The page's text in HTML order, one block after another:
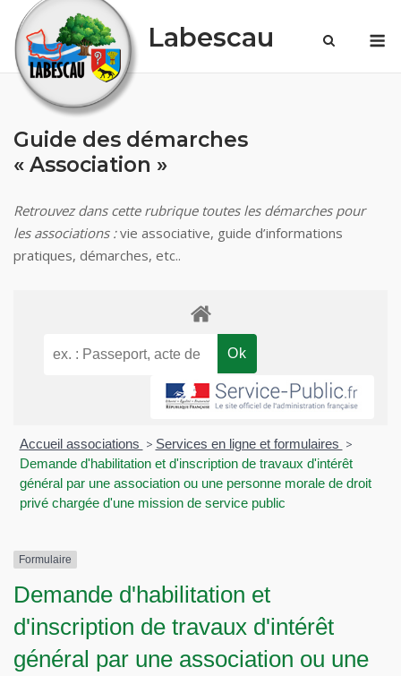
content
Labescau
Guide des démarches
« Association »
Retrouvez dans cette rubrique toutes les démarches pour
les associations :vie associative, guide d’informations
pratiques, démarches, etc..
Accueil associations > Services en ligne et formulaires >
Demande d'habilitation et d'inscription de travaux d'intérêt
général par une association ou une personne morale de droit
privé chargée d'une mission de service public
Formulaire
Demande d'habilitation et
d'inscription de travaux d'intérêt
général par une association ou une